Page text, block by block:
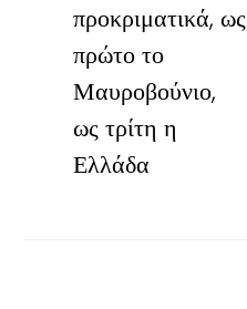
προκριματικά, ως
πρώτο το
Μαυροβούνιο,
ως τρίτη η
Ελλάδα